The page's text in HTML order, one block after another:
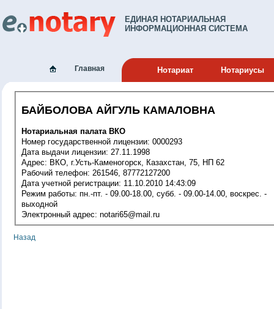
ЕДИНАЯ НОТАРИАЛЬНАЯ
ИНФОРМАЦИОННАЯ СИСТЕМА
Главная Нотариат Нотариусы
БАЙБОЛОВА АЙГУЛЬ КАМАЛОВНА
Нотариальная палата ВКО
Номер государственной лицензии: 0000293
Дата выдачи лицензии: 27.11.1998
Адрес: ВКО, г.Усть-Каменогорск, Казахстан, 75, НП 62
Рабочий телефон: 261546, 87772127200
Дата учетной регистрации: 11.10.2010 14:43:09
Режим работы: пн.-пт. - 09.00-18.00, субб. - 09.00-14.00, воскрес. -
выходной
Электронный адрес: notari65@mail.ru
Назад